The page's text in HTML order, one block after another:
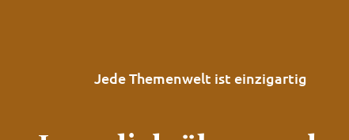
Jede Themenwelt ist einzigartig